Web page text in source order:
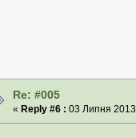
Re: #005
« Reply #6 : 03 Липня